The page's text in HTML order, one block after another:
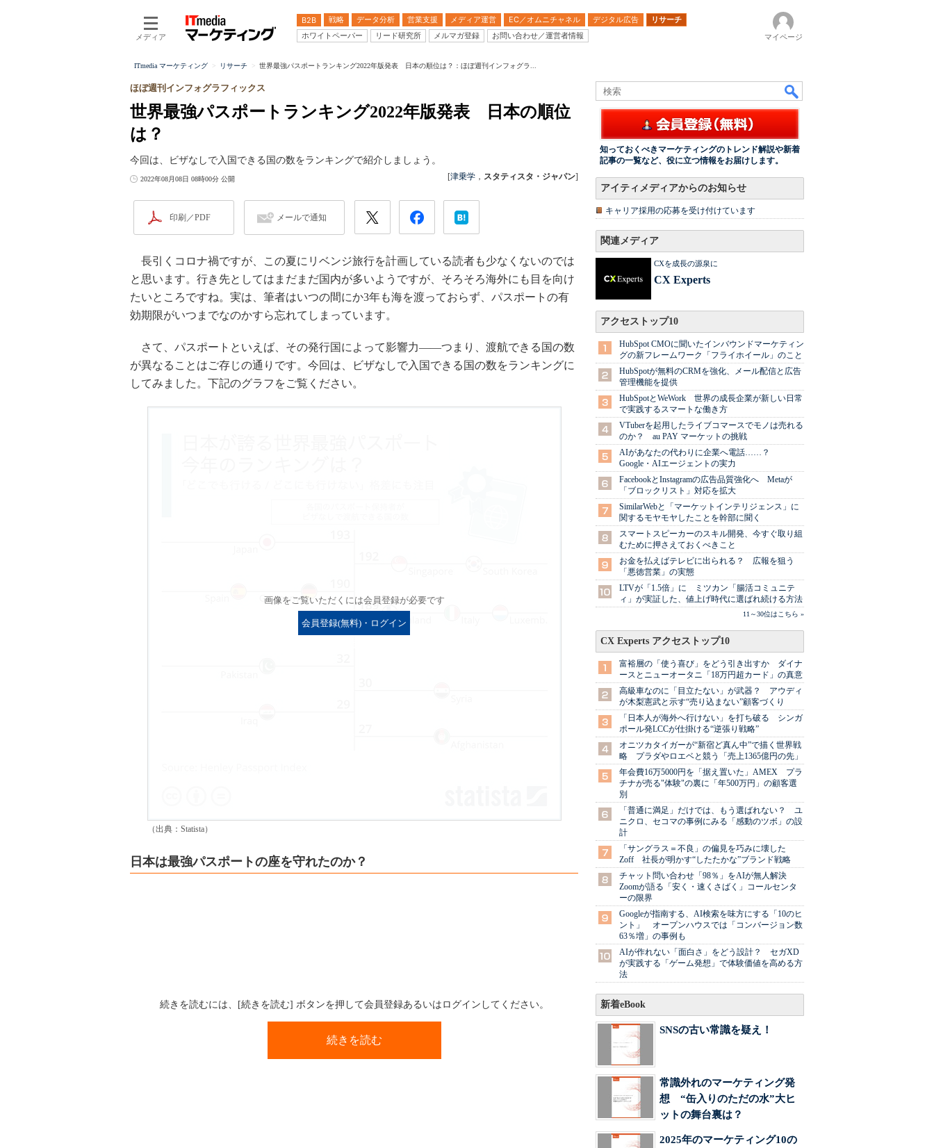
メディア
B2B 戦略 データ分析 営業支援 メディア運営 EC／オムニチャネル デジタル広告
リサーチ
ホワイトペーパー
リード研究所 メルマガ登録 お問い合わせ／運営者情報 マイページ
ITmedia マーケティング リサーチ 世界最強パスポートランキング2022年版発表 日本の順位は？：ほぼ週刊インフォグラ...
世界最強パスポートランキング2022年版発表 日本の順位
は？
ほぼ週刊インフォグラフィックス
今回は、ビザなしで入国できる国の数をランキングで紹介しましょう。
2022年08月08日 08時00分 公開 [津乗学 ， スタティスタ・ジャパン]
印刷／PDF メールで通知
長引くコロナ禍ですが、この夏にリベンジ旅行を計画している読者も少なくないのでは
と思います。行き先としてはまだまだ国内が多いようですが、そろそろ海外にも目を向け
たいところですね。実は、筆者はいつの間にか3年も海を渡っておらず、パスポートの有
効期限がいつまでなのかすら忘れてしまっています。
さて、パスポートといえば、その発行国によって影響力――つまり、渡航できる国の数
が異なることはご存じの通りです。今回は、ビザなしで入国できる国の数をランキングに
してみました。下記のグラフをご覧ください。
画像をご覧いただくには会員登録が必要です
会員登録(無料)・ログイン
（出典：Statista）
日本は最強パスポートの座を守れたのか？
続きを読むには、[続きを読む] ボタンを押して会員登録あるいはログインしてください。
続きを読む
知っておくべきマーケティングのトレンド解説や新着
記事の一覧など、役に立つ情報をお届けします。
アイティメディアからのお知らせ
キャリア採用の応募を受け付けています
関連メディア
CXを成長の源泉に
CX Experts
アクセストップ10
HubSpot CMOに聞いたインバウンドマーケティン
グの新フレームワーク「フライホイール」のこと
HubSpotが無料のCRMを強化、メール配信と広告
管理機能を提供
HubSpotとWeWork 世界の成長企業が新しい日常
で実践するスマートな働き方
VTuberを起用したライブコマースでモノは売れる
のか？ au PAY マーケットの挑戦
AIがあなたの代わりに企業へ電話……？
Google・AIエージェントの実力
FacebookとInstagramの広告品質強化へ Metaが
「ブロックリスト」対応を拡大
SimilarWebと「マーケットインテリジェンス」に
関するモヤモヤしたことを幹部に聞く
スマートスピーカーのスキル開発、今すぐ取り組
むために押さえておくべきこと
お金を払えばテレビに出られる？ 広報を狙う
「悪徳営業」の実態
LTVが「1.5倍」に ミツカン「腸活コミュニテ
ィ」が実証した、値上げ時代に選ばれ続ける方法
11～30位はこちら »
CX Experts アクセストップ10
富裕層の「使う喜び」をどう引き出すか ダイナ
ースとニューオータニ「18万円超カード」の真意
高級車なのに「目立たない」が武器？ アウディ
が木梨憲武と示す“売り込まない”顧客づくり
「日本人が海外へ行けない」を打ち破る シンガ
ポール発LCCが仕掛ける“逆張り戦略”
オニツカタイガーが“新宿ど真ん中”で描く世界戦
略 プラダやロエベと競う「売上1365億円の先」
年会費16万5000円を「据え置いた」AMEX プラ
チナが売る"体験"の裏に「年500万円」の顧客選
別
「普通に満足」だけでは、もう選ばれない？ ユ
ニクロ、セコマの事例にみる「感動のツボ」の設
計
「サングラス＝不良」の偏見を巧みに壊した
Zoff 社長が明かす“したたかな”ブランド戦略
チャット問い合わせ「98％」をAIが無人解決
Zoomが語る「安く・速くさばく」コールセンタ
ーの限界
Googleが指南する、AI検索を味方にする「10のヒ
ント」 オープンハウスでは「コンバージョン数
63％増」の事例も
AIが作れない「面白さ」をどう設計？ セガXD
が実践する「ゲーム発想」で体験価値を高める方
法
新着eBook
SNSの古い常識を疑え！
常識外れのマーケティング発
想 “缶入りのただの水”大ヒ
ットの舞台裏は？
2025年のマーケティング10の